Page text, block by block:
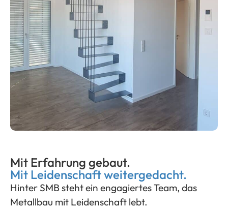
Mit Erfahrung gebaut.
Mit Leidenschaft weitergedacht.
Hinter SMB steht ein engagiertes Team, das
Metallbau mit Leidenschaft lebt.